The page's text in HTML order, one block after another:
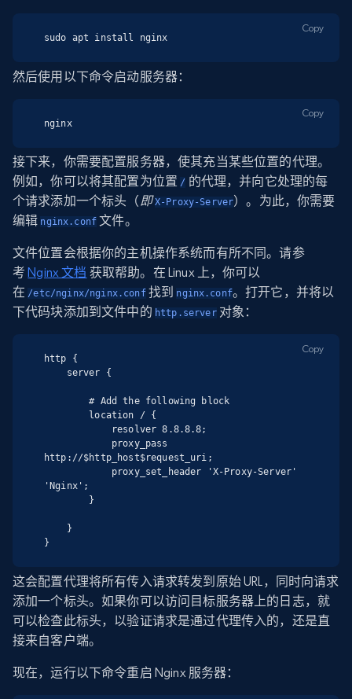
sudo apt install nginx
Copy
然后使用以下命令启动服务器：
nginx
Copy
接下来，你需要配置服务器，使其充当某些位置的代理。
例如，你可以将其配置为位置 / 的代理，并向它处理的每
个请求添加一个标头（即 X-Proxy-Server）。为此，你需要
编辑 nginx.conf 文件。
文件位置会根据你的主机操作系统而有所不同。请参
考 Nginx 文档 获取帮助。在 Linux 上，你可以
在 /etc/nginx/nginx.conf找到 nginx.conf。打开它，并将以
下代码块添加到文件中的 http.server对象：
http {
        # Add the following block
http://$http_host$request_uri;
'Nginx';
}
Copy
这会配置代理将所有传入请求转发到原始 URL，同时向请求
添加一个标头。如果你可以访问目标服务器上的日志，就
可以检查此标头，以验证请求是通过代理传入的，还是直
接来自客户端。
现在，运行以下命令重启 Nginx 服务器：